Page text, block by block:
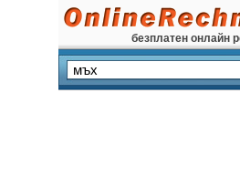
безплатен онлайн